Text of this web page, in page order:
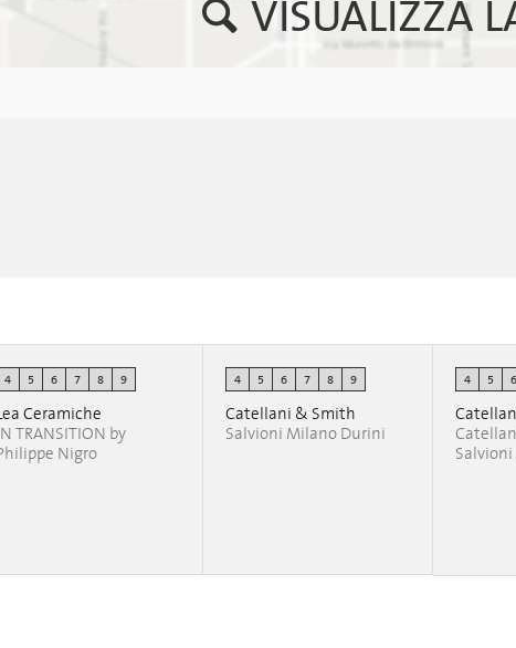
VISUALIZZA
4 5 6 7 8 9
Ceramiche
TRANSITION by
Nigro
4 5 6 7 8 9
Catellani & Smith
Salvioni Milano Durini
4 5 6